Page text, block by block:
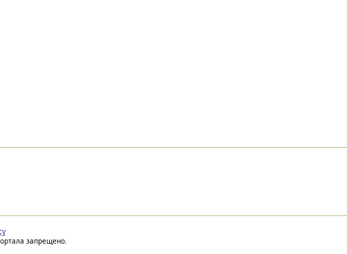
запрещено.